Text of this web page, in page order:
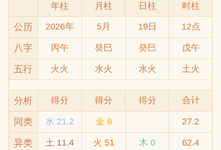
年柱 月柱 日柱 时柱
公历 2026年 5月 19日 12点
八字 丙午 癸巳 癸巳 戊午
五行 火火 水火 水火 土火
分析 得分 得分 得分 合计
同类 水 21.2 金 6 27.2
异类 土 11.4 火 51 木 0 62.4